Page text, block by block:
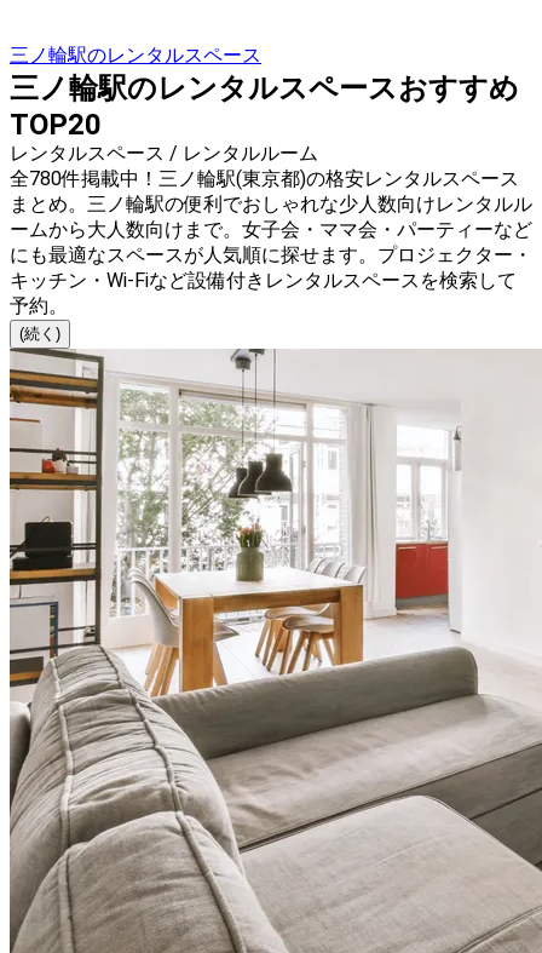
三ノ輪駅のレンタルスペース
三ノ輪駅のレンタルスペースおすすめ
TOP20
レンタルスペース / レンタルルーム
全780件掲載中！三ノ輪駅(東京都)の格安レンタルスペース
まとめ。三ノ輪駅の便利でおしゃれな少人数向けレンタルル
ームから大人数向けまで。女子会・ママ会・パーティーなど
にも最適なスペースが人気順に探せます。プロジェクター・
キッチン・Wi-Fiなど設備付きレンタルスペースを検索して
予約。
(続く)